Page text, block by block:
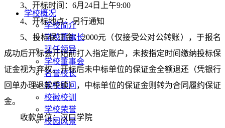
学校概况
学校简介
学校董事长
现任领导
学校董事会
名誉校长
学校顾问
校徽校训
学校荣誉
校园风景
3、开标时间： 6月24日上午9:00
4、开标地点：另行通知
5、投标保证金：2000元（仅接受公对公转账），于报名
成功后开标会开始前打入指定账户，未按指定时间缴纳投标保
证金视为弃权。开标后未中标单位的保证金全额退还（凭银行
回单办理退款手续），中标单位的保证金则转为合同履约保证
金。
收款单位：汉口学院